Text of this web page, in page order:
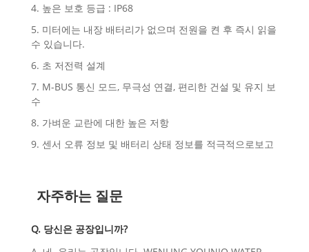
4. 높은 보호 등급 : IP68
5. 미터에는 내장 배터리가 없으며 전원을 켠 후 즉시 읽을
수 있습니다.
6. 초 저전력 설계
7. M-BUS 통신 모드, 무극성 연결, 편리한 건설 및 유지 보
수
8. 가벼운 교란에 대한 높은 저항
9. 센서 오류 정보 및 배터리 상태 정보를 적극적으로보고
자주하는 질문
Q. 당신은 공장입니까?